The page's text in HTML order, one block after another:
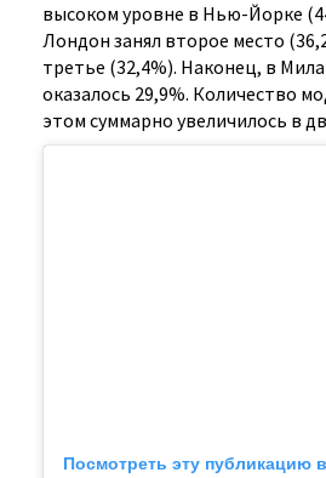
высоком уровне в Нью-Йорке
Лондон занял второе место
третье (32,4%). Наконец, в
оказалось 29,9%. Количество
этом суммарно увеличилось в
Посмотреть эту публикацию